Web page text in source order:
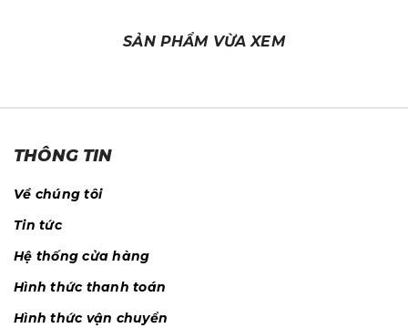
SẢN PHẨM VỪA XEM
THÔNG TIN
Về chúng tôi
Tin tức
Hệ thống cửa hàng
Hình thức thanh toán
Hình thức vận chuyển